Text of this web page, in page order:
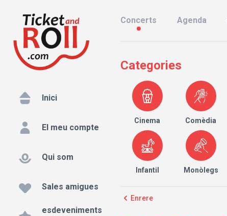
Inici
El meu compte
Qui som
Sales amigues
esdeveniments
Concerts Agenda
Categories
Cinema Comèdia
Infantil Monòlegs
Enrere